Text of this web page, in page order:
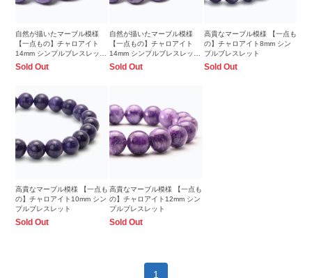
自然が描いたマーブル模様
【一点もの】チャロアイト
14mm シンプルブレスレット
【鑑別書付き】
Sold Out
自然が描いたマーブル模様
【一点もの】チャロアイト
14mm シンプルブレスレット
【鑑別書付き】
Sold Out
高貴なマーブル模様 【一点も
の】チャロアイト8mm シン
プルブレスレット
Sold Out
高貴なマーブル模様 【一点も
の】チャロアイト10mm シン
プルブレスレット
Sold Out
高貴なマーブル模様 【一点も
の】チャロアイト12mm シン
プルブレスレット
Sold Out
1